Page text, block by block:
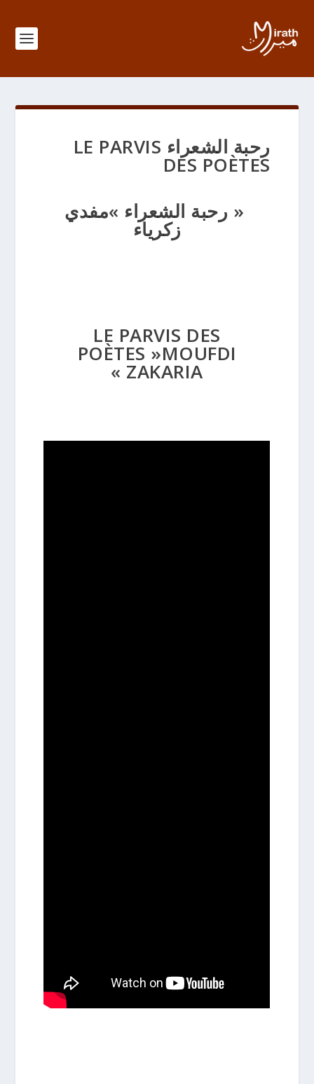
رحبة الشعراء LE PARVIS
DES POÈTES
« رحبة الشعراء »مفدي
زكرياء
LE PARVIS DES
POÈTES »MOUFDI
ZAKARIA »